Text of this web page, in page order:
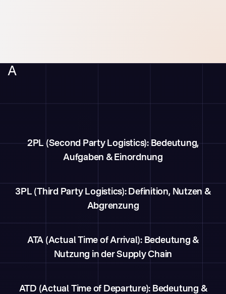
A
2PL (Second Party Logistics): Bedeutung,
Aufgaben & Einordnung
3PL (Third Party Logistics): Definition, Nutzen &
Abgrenzung
ATA (Actual Time of Arrival): Bedeutung &
Nutzung in der Supply Chain
ATD (Actual Time of Departure): Bedeutung &